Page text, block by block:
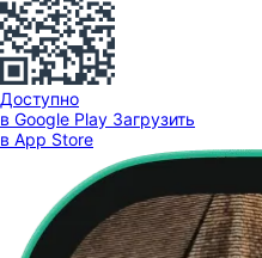
Доступно
в Google Play Загрузить
в App Store